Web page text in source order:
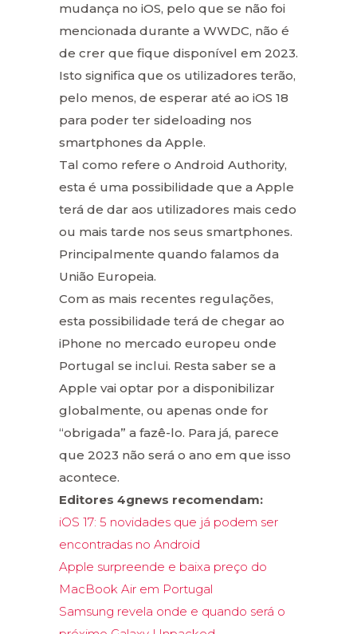
mudança no iOS, pelo que se não foi
mencionada durante a WWDC, não é
de crer que fique disponível em 2023.
Isto significa que os utilizadores terão,
pelo menos, de esperar até ao iOS 18
para poder ter sideloading nos
smartphones da Apple.
Tal como refere o Android Authority,
esta é uma possibilidade que a Apple
terá de dar aos utilizadores mais cedo
ou mais tarde nos seus smartphones.
Principalmente quando falamos da
União Europeia.
Com as mais recentes regulações,
esta possibilidade terá de chegar ao
iPhone no mercado europeu onde
Portugal se inclui. Resta saber se a
Apple vai optar por a disponibilizar
globalmente, ou apenas onde for
“obrigada” a fazê-lo. Para já, parece
que 2023 não será o ano em que isso
acontece.
Editores 4gnews recomendam:
iOS 17: 5 novidades que já podem ser
encontradas no Android
Apple surpreende e baixa preço do
MacBook Air em Portugal
Samsung revela onde e quando será o